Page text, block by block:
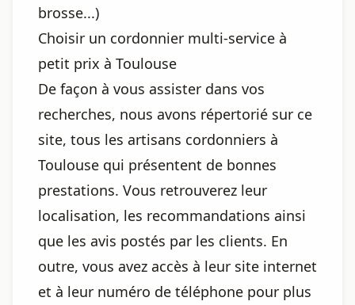
brosse...)
Choisir un cordonnier multi-service à
petit prix à Toulouse
De façon à vous assister dans vos
recherches, nous avons répertorié sur ce
site, tous les artisans cordonniers à
Toulouse qui présentent de bonnes
prestations. Vous retrouverez leur
localisation, les recommandations ainsi
que les avis postés par les clients. En
outre, vous avez accès à leur site internet
et à leur numéro de téléphone pour plus